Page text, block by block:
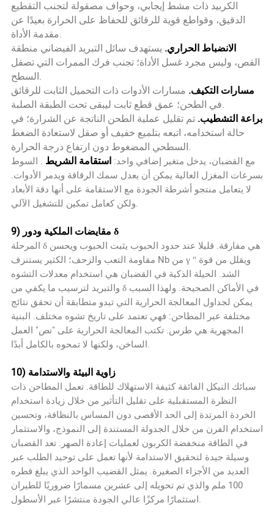
الكربيد ذات مشط إيجابي، وحواف مصقولة لتجنب التقطيع
الدقيق، وقواطع قوية للرقائق للحفاظ على الحرارة بعيدًا عن
مقدمة الأداة.
الانضباط الحراري. يستهدف سائل التبريد الفيضاني منطقة
القص، وليس مجرد غسل الأداة؛ تجنب فرك الممرات التي تصقل
السطح.
مسارات التكيف. مسارات الأدوات ذات التحميل الثابت للرقائق
في الطحن؛ عمق قطع ثابت ليبقى تحت الطبقة الصلبة.
براعة التشطيب. تم تقليل عملية الطحن الناتجة عن الشرارة؛ في
حالة استخدامه، اتبعه بتلميع خفيف أو صقل لاستعادة الضغط
السطحي المضغوط دون ارتفاع درجة الحرارة.
مع القضبان، يدخل متغير إضافي واحد:استقامة الشريط . السوط
بسرعات المغزل العالية يمكن أن يعدل سمك الرقاقة ويدمر الأدوات.
لا يتعامل منتجو أشرطة الجودة مع الاستقامة على أنها دقة الأبعاد
ولكن كعامل تمكين للتشغيل الآلي.
9) مقايضات الملكية ودور δ
المرحلة δ هي مفارقة. قليلا عند حدود الحبوب يثبت الحبوب ويحسن
مقاومة التعب والزحف؛ الكثير يستنزف Nb من γ ″ ويقلل من قوة
الشد. الحيلة الذكية في القضبان هي استخدام معدلات التشوه
والتبريد لترسيب ما يكفي من δ في الأماكن الصحيحة. ولهذا السبب
يمكن لجداول المعالجة الحرارية التي تبدو متطابقة أن تحقق نتائج
مختلفة عبر المطاحن: فهي تعتمد على تاريخ تشوه مختلف. البنية
المجهرية هي طرس. تكتب المعالجة الحرارية على "نص" العمل
الساخن، ولكنها لا تمحوه بالكامل أبدًا.
10) زاوية البيئة والاستدامة
سبائك النيكل الفائقة كثيفة الاستهلاك للطاقة. تعمل المطاحن ذات
النظرة المستقبلية على تقليل التأثير من خلال زيادة استخدام
الخردة المرتدة إلى الحد الأقصى دون المساس بالنظافة، وتحسين
استخدام الفرن من خلال الجدولة المستندة إلى النموذج، والاستثمار
في الطاقة منخفضة الكربون لعمليات إعادة الصهر. تعد القضبان
وسيلة جيدة لتحقيق الاستدامة لأنها تعمل على توحيد الطلب عبر
العديد من الأجزاء الصغيرة. يمثل القضيب الواحد الذي يبلغ قطره
100 ملم والذي تم تحويله إلى عشرين مسمارًا ضروريًا للطيران
استثمارًا مركزًا عالي الجودة منتشرًا عبر الأسطول.